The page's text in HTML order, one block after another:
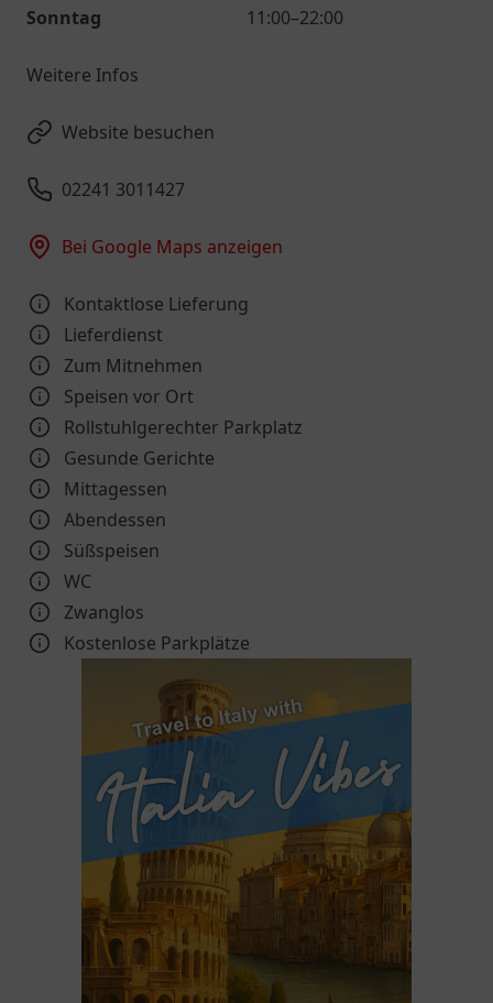
Sonntag
11:00–22:00
Weitere Infos
Website besuchen
02241 3011427
Bei Google Maps anzeigen
Kontaktlose Lieferung
Lieferdienst
Zum Mitnehmen
Speisen vor Ort
Rollstuhlgerechter Parkplatz
Gesunde Gerichte
Mittagessen
Abendessen
Süßspeisen
WC
Zwanglos
Kostenlose Parkplätze